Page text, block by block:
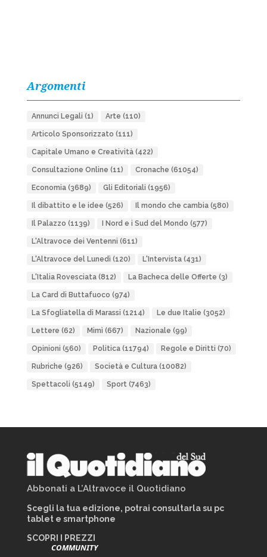
Argomenti
Annunci Legali (1) Arte (110)
Articolo Sponsorizzato (111)
Capitale Umano e Creatività(422)
Consultazione Online (11) Cronache (61054)
Economia(3689) Gli Editoriali (1956)
Il dibattito e le idee (526) Il mondo che cambia(580)
Il Palazzo (1139) I Nord e i Sud del Mondo (577)
L'Altravoce dei Ventenni (611)
L'Altravoce del Lunedì (120) L'Intervista(431)
L'Italia Rovesciata(812) La Bacheca delle Offerte (3)
La Card di Buttafuoco (974)
La Sfogliatella di Marassi (1214) Le due Italie (3052)
Lettere (62) Mimì (667) Nazionale (99)
Opinioni (560) Politica(11794) Regole e Diritti (70)
Rubriche (926) Società e Cultura(10082)
Spettacoli (5149) Sport(7463)
Abbonati a L’Altravoce il Quotidiano
Scegli la tua edizione, potrai consultarla su pc
tablet e smartphone
SCOPRI I PREZZI
COMMUNITY